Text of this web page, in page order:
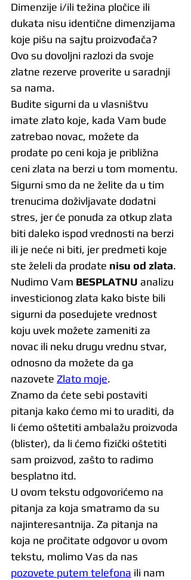
Dimenzije i/ili težina pločice ili
dukata nisu identične dimenzijama
koje pišu na sajtu proizvođača?
Ovo su dovoljni razlozi da svoje
zlatne rezerve proverite u saradnji
sa nama.
Budite sigurni da u vlasništvu
imate zlato koje, kada Vam bude
zatrebao novac, možete da
prodate po ceni koja je približna
ceni zlata na berzi u tom momentu.
Sigurni smo da ne želite da u tim
trenucima doživljavate dodatni
stres, jer će ponuda za otkup zlata
biti daleko ispod vrednosti na berzi
ili je neće ni biti, jer predmeti koje
ste želeli da prodate nisu od zlata.
Nudimo Vam BESPLATNU analizu
investicionog zlata kako biste bili
sigurni da posedujete vrednost
koju uvek možete zameniti za
novac ili neku drugu vrednu stvar,
odnosno da možete da ga
nazovete Zlato moje.
Znamo da ćete sebi postaviti
pitanja kako ćemo mi to uraditi, da
li ćemo oštetiti ambalažu proizvoda
(blister), da li ćemo fizički oštetiti
sam proizvod, zašto to radimo
besplatno itd.
U ovom tekstu odgovorićemo na
pitanja za koja smatramo da su
najinteresantnija. Za pitanja na
koja ne pročitate odgovor u ovom
tekstu, molimo Vas da nas
pozovete putem telefona ili nam